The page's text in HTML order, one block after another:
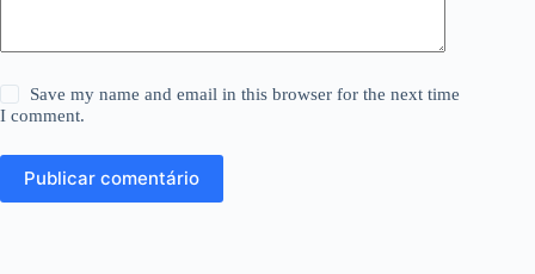
Save my name and email in this browser for the next time
I comment.
Publicar comentário